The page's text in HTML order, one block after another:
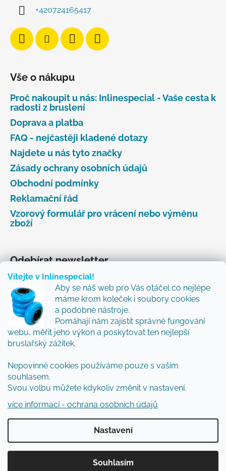
Vítejte v Inlinespecial!
Aby se náš web pro Vás otáčel co nejlépe
máme krom koleček i soubory cookies
a podobné nástroje.
Pomáhají nám zajistit správné fungování
webu, měřit jeho výkon a poskytovat ten nejlepší
bruslařský zážitek.
Nepovinné cookies používáme pouze s vaším
souhlasem.
Svou volbu můžete kdykoliv změnit v nastavení.
více informací - ochrana osobních údajů
Nastavení
Souhlasím
+420724165417
Vše o nákupu
Proč nakoupit u nás: Inlinespecial - Vaše cesta k
radosti z bruslení
Doprava a platba
FAQ - nejčastěji kladené dotazy
Najdete u nás tyto značky
Zásady ochrany osobních údajů
Obchodní podmínky
Reklamační řád
Vzorový formulář pro vrácení nebo výměnu
zboží
Odebírat newsletter
Vložte svůj e-mail a my vám budeme zasílat informace
o nových produktech na našem e-shopu.
Přidejte se k nám a my Vám budeme zasílat ty nejlepší
novinky a tipy.
E-mail
Vložením e-mailu souhlasíte spodmínkami
ochrany osobních údajů
PŘIHLÁSIT SE
Vytvořil Shoptet
Inlinespecial